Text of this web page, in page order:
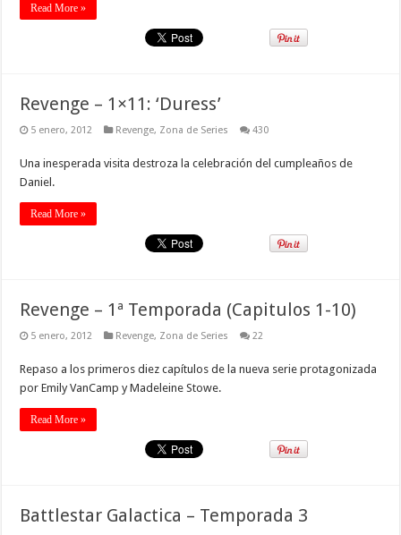
Read More »
Revenge – 1×11: ‘Duress’
5 enero, 2012 Revenge, Zona de Series 430
Una inesperada visita destroza la celebración del cumpleaños de
Daniel.
Read More »
Revenge – 1ª Temporada (Capitulos 1-10)
5 enero, 2012 Revenge, Zona de Series 22
Repaso a los primeros diez capítulos de la nueva serie protagonizada
por Emily VanCamp y Madeleine Stowe.
Read More »
Battlestar Galactica – Temporada 3